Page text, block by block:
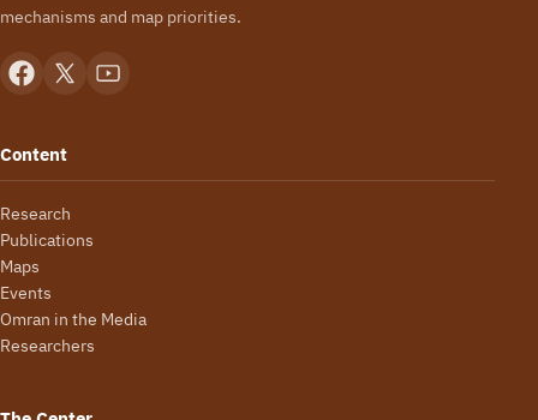
mechanisms and map priorities.
Content
Research
Publications
Maps
Events
Omran in the Media
Researchers